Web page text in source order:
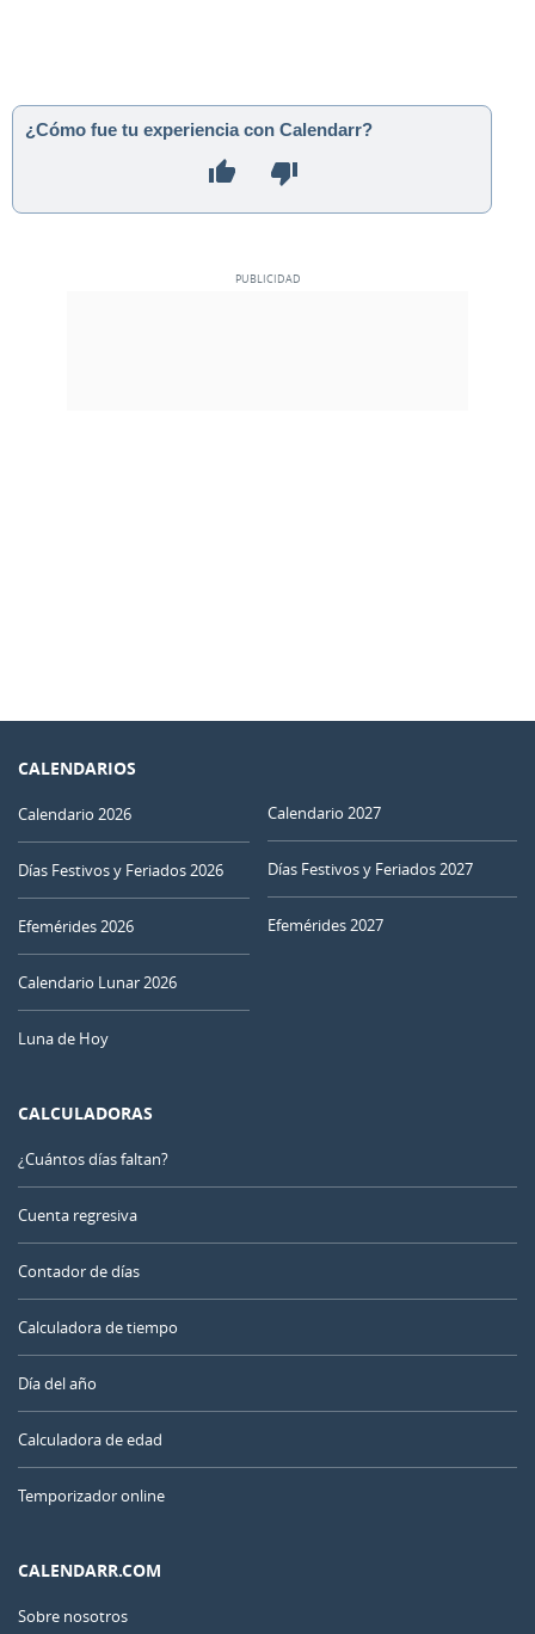
¿Cómo fue tu experiencia con Calendarr?
CALENDARIOS
Calendario 2026
Días Festivos y Feriados 2026
Efemérides 2026
Calendario Lunar 2026
Luna de Hoy
Calendario 2027
Días Festivos y Feriados 2027
Efemérides 2027
CALCULADORAS
¿Cuántos días faltan?
Cuenta regresiva
Contador de días
Calculadora de tiempo
Día del año
Calculadora de edad
Temporizador online
CALENDARR.COM
Sobre nosotros